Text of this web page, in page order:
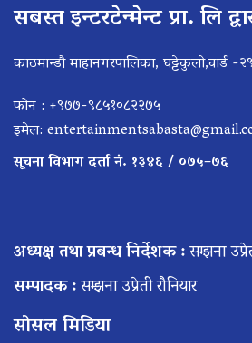
सबस्त इन्टरटेन्मेन्ट प्रा. लि
काठमान्डौ माहानगरपालिका, घट्टेकुलो,वार्ड -
फोन : +९७७-९८५१०८२२७५
इमेल:
सूचना विभाग दर्ता नं. १३४६ / ०७५–७६
अध्यक्ष तथा प्रबन्ध निर्देशक :सम्झना
सम्पादक :सम्झना उप्रेती रौनियार
सोसल मिडिया